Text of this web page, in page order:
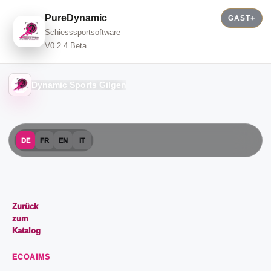
PureDynamic
Schiesssportsoftware
V0.2.4 Beta
GAST
Dynamic Sports Gilgen
DE FR EN IT
Zurück
zum
Katalog
ECOAIMS